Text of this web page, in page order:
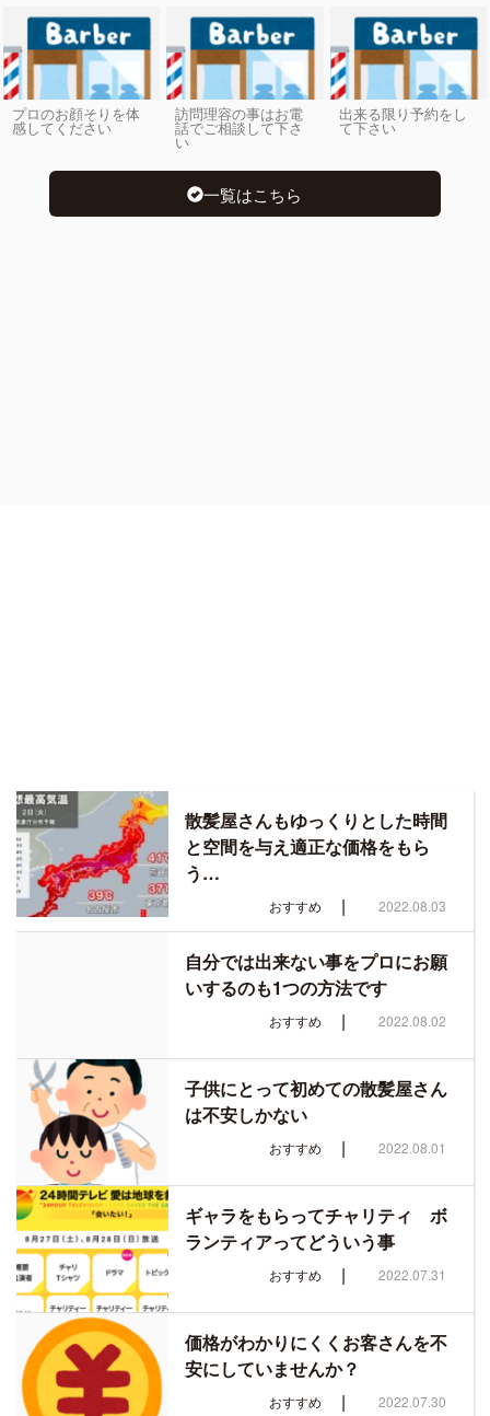
プロのお顔そりを体
感してください
訪問理容の事はお電
話でご相談して下さ
い
出来る限り予約をし
て下さい
一覧はこちら
散髪屋さんもゆっくりとした時間
と空間を与え適正な価格をもら
う…
おすすめ | 2022.08.03
自分では出来ない事をプロにお願
いするのも1つの方法です
おすすめ | 2022.08.02
子供にとって初めての散髪屋さん
は不安しかない
おすすめ | 2022.08.01
ギャラをもらってチャリティ ボ
ランティアってどういう事
おすすめ | 2022.07.31
価格がわかりにくくお客さんを不
安にしていませんか？
おすすめ | 2022.07.30